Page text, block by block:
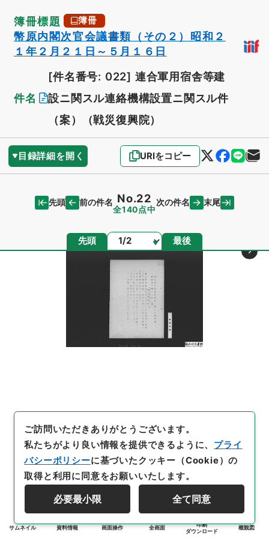
簿冊標題 簿冊
幣原内閣次官会議書類（その２）昭和２
１年２月２１日～５月１６日
件名
[件名番号: 022] 連合軍用宿舎等建
設ニ関スル連絡機構設置ニ関スル件
（案）（戦災復興院）
目録詳細を開く URIをコピー
先頭 前の件名 No.22
全140点中
次の件名 末尾
先頭 ページ 最後
サムネイル 資料情報 画面操作 全画面
印刷
ダウンロード
概観図
ご訪問いただきありがとうございます。
私たちがより良い情報を提供できるように、 プライ
バシーポリシーに基づいたクッキー（Cookie）の
取得と利用に同意をお願いいたします。
必要最小限 全て同意